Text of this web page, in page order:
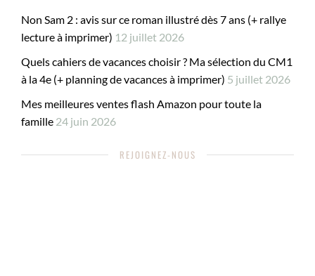
Non Sam 2 : avis sur ce roman illustré dès 7 ans (+ rallye
lecture à imprimer) 12 juillet 2026
Quels cahiers de vacances choisir ? Ma sélection du CM1
à la 4e (+ planning de vacances à imprimer) 5 juillet 2026
Mes meilleures ventes flash Amazon pour toute la
famille 24 juin 2026
REJOIGNEZ-NOUS